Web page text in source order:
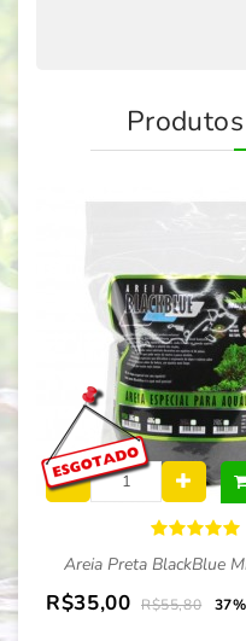
Areia Preta BlackBlue
R$35,00 R$55,80